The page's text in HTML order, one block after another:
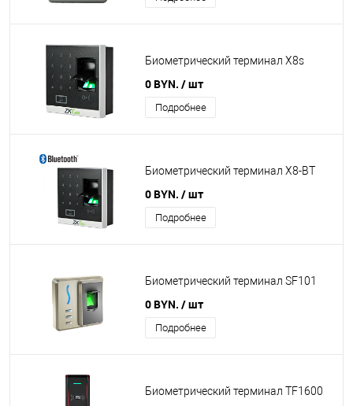
Биометрический терминал X8s
0 BYN. / шт
Подробнее
Биометрический терминал X8-BT
0 BYN. / шт
Подробнее
Биометрический терминал SF101
0 BYN. / шт
Подробнее
Биометрический терминал TF1600